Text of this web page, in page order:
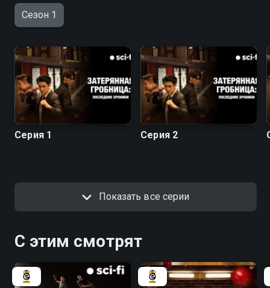
Сезон 1
Серия 1 Серия 2
Показать все серии
С этим смотрят